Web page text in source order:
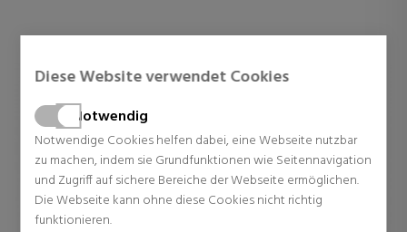
Diese Website verwendet Cookies
Notwendig
Notwendige Cookies helfen dabei, eine Webseite nutzbar
zu machen, indem sie Grundfunktionen wie Seitennavigation
und Zugriff auf sichere Bereiche der Webseite ermöglichen.
Die Webseite kann ohne diese Cookies nicht richtig
funktionieren.